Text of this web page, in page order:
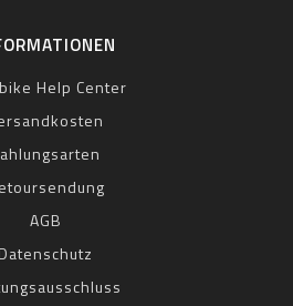
Help Center
AGB
Datenschutz